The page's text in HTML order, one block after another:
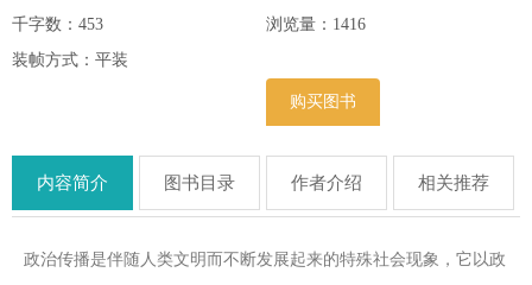
千字数：453
装帧方式：平装
浏览量： 1416
购买图书
内容简介 图书目录 作者介绍 相关推荐
政治传播是伴随人类文明而不断发展起来的特殊社会现象，它以政